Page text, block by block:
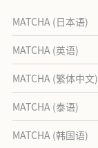
MATCHA (日本语)
MATCHA (英语)
MATCHA (繁体中文)
MATCHA (泰语)
MATCHA (韩国语)